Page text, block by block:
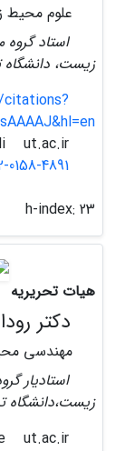
علوم
استاد
زیست، دانشگاه
citations?
ut.ac.ir
0158-4891
h-index: 23
هیات تحریریه
دکتر
مهندسی
استادیار
زیست،دانشگاه
ut.ac.ir